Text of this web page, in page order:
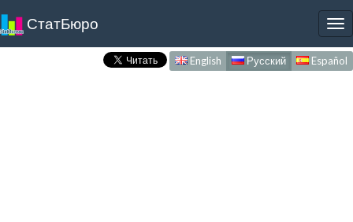
СтатБюро
English Русский Español